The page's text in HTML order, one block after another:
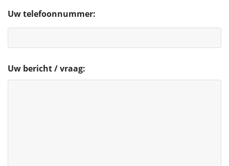
Uw telefoonnummer:
Uw bericht / vraag: